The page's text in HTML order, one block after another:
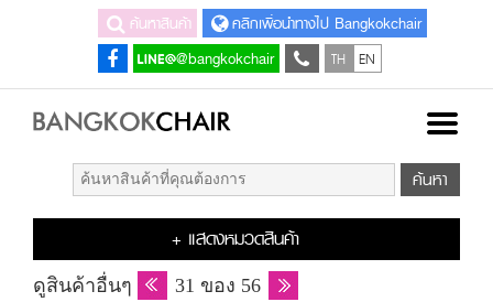
ค้นหาสินค้า
คลิกเพื่อนำทางไป Bangkokchair
@bangkokchair
TH EN
+ แสดงหมวดสินค้า
ดูสินค้าอื่นๆ 31 ของ 56